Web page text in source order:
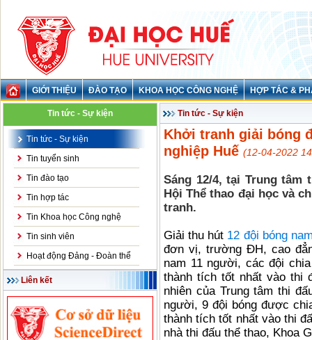
GIỚI THIỆU ĐÀO TẠO KHOA HỌC CÔNG NGHỆ HỢP TÁC &
Tin tức - Sự kiện
Tin tức - Sự kiện
Tin tuyển sinh
Tin đào tạo
Tin hợp tác
Tin Khoa học Công nghệ
Tin sinh viên
Hoạt động Đảng - Đoàn thể
Liên kết
Tin tức - Sự kiện
Khởi tranh giải bóng
nghiệp Huế (12-04-2022
Sáng 12/4, tại Trung
Hội Thể thao đại học và
tranh.
Giải thu hút 12 đội bóng
đơn vị, trường ĐH, cao
nam 11 người, các đội
thành tích tốt nhất vào thi
nhiên của Trung tâm thi
người, 9 đội bóng được
thành tích tốt nhất vào thi
nhà thi đấu thể thao, Khoa